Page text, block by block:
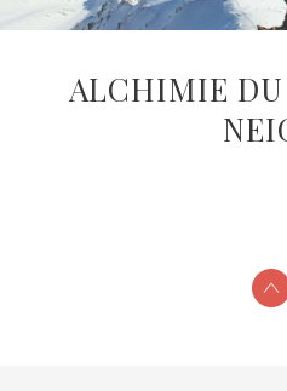
ALCHIMIE